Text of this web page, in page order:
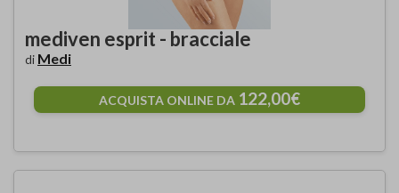
mediven esprit - bracciale
di Medi
ACQUISTA ONLINE DA 122,00€